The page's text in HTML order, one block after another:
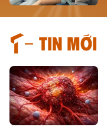
Tin mới